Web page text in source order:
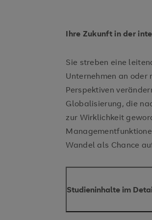
Ihre Zukunft in der
Sie streben eine
Unternehmen an
Perspektiven
Globalisierung, die
zur Wirklichkeit
Wandel als Chance
Studieninhalte im